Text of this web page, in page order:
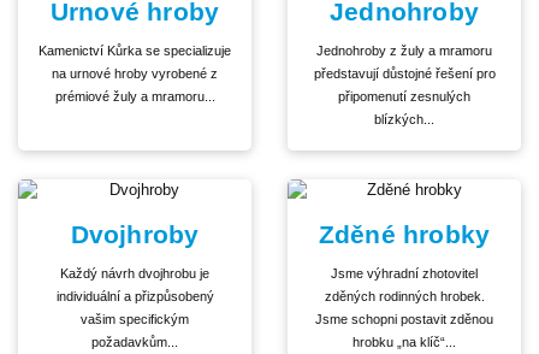
Urnové hroby
Kamenictví Kůrka se specializuje
na urnové hroby vyrobené z
prémiové žuly a mramoru...
Jednohroby
Jednohroby z žuly a mramoru
představují důstojné řešení pro
připomenutí zesnulých
blízkých...
Dvojhroby
Každý návrh dvojhrobu je
individuální a přizpůsobený
vašim specifickým
požadavkům...
Zděné hrobky
Jsme výhradní zhotovitel
zděných rodinných hrobek.
Jsme schopni postavit zděnou
hrobku „na klíč“...